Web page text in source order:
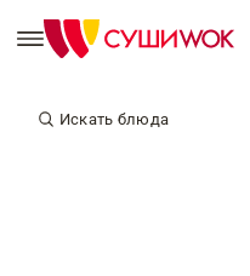
Искать блюда